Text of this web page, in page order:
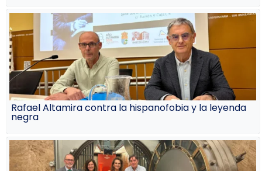
Rafael Altamira contra la hispanofobia y la leyenda
negra